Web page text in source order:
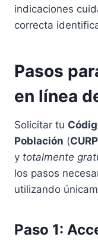
indicaciones
correcta
Pasos
en línea
Solicitar tu
Población (CURP
y totalmente
los pasos
utilizando
Paso 1: